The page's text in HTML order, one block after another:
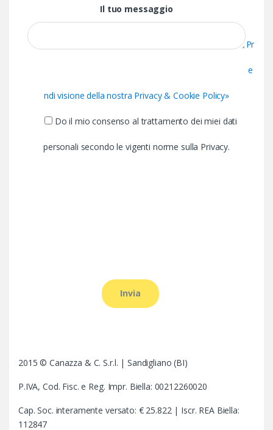
Il tuo messaggio
Pr
e
ndi visione della nostra Privacy & Cookie Policy»
Do il mio consenso al trattamento dei miei dati
personali secondo le vigenti norme sulla Privacy.
2015 © Canazza & C. S.r.l. | Sandigliano (BI)
P.IVA, Cod. Fisc. e Reg. Impr. Biella: 00212260020
Cap. Soc. interamente versato: € 25.822 | Iscr. REA Biella:
112847